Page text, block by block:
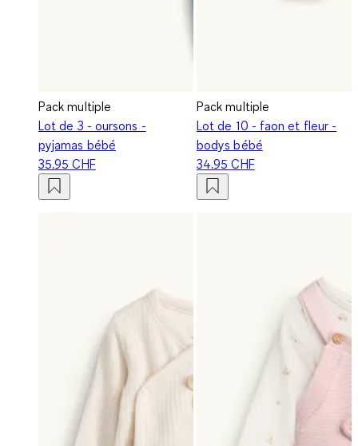
Pack multiple
Lot de 3 - oursons -
pyjamas bébé
35.95 CHF
Pack multiple
Lot de 10 - faon et fleur -
bodys bébé
34.95 CHF